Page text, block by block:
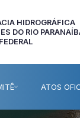
HIDROGRÁFICA
DO RIO
ATOS